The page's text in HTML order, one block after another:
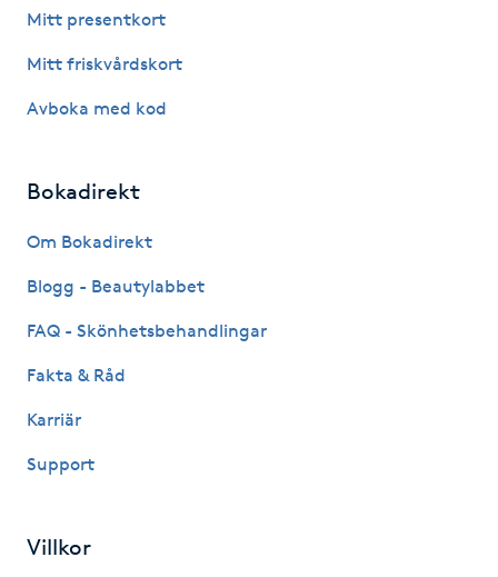
Lymfmassage
Läpptatuering
M
Massage
Medicinsk massage
Meditation
Medium
Mitt presentkort
Mitt friskvårdskort
Avboka med kod
Bokadirekt
Om Bokadirekt
Blogg - Beautylabbet
FAQ - Skönhetsbehandlingar
Fakta & Råd
Karriär
Support
Villkor